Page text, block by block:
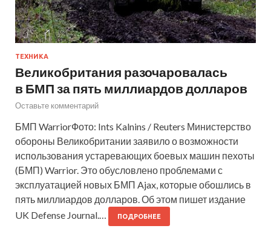
ТЕХНИКА
Великобритания разочаровалась
в БМП за пять миллиардов долларов
Оставьте комментарий
БМП WarriorФото: Ints Kalnins / Reuters Министерство
обороны Великобритании заявило о возможности
использования устаревающих боевых машин пехоты
(БМП) Warrior. Это обусловлено проблемами с
эксплуатацией новых БМП Ajax, которые обошлись в
пять миллиардов долларов. Об этом пишет издание
UK Defense Journal.…
ПОДРОБНЕЕ